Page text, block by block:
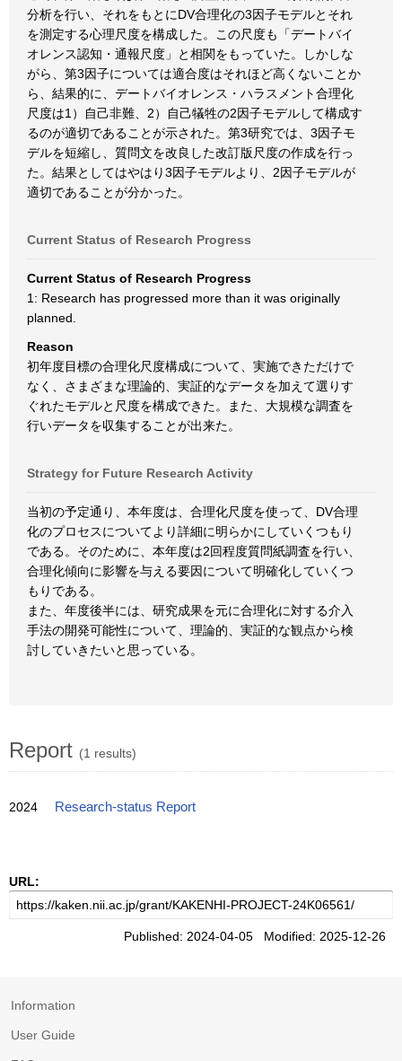
分析を行い、それをもとにDV合理化の3因子モデルとそれ
を測定する心理尺度を構成した。この尺度も「デートバイ
オレンス認知・通報尺度」と相関をもっていた。しかしな
がら、第3因子については適合度はそれほど高くないことか
ら、結果的に、デートバイオレンス・ハラスメント合理化
尺度は1）自己非難、2）自己犠牲の2因子モデルして構成す
るのが適切であることが示された。第3研究では、3因子モ
デルを短縮し、質問文を改良した改訂版尺度の作成を行っ
た。結果としてはやはり3因子モデルより、2因子モデルが
適切であることが分かった。
Current Status of Research Progress
Current Status of Research Progress
1: Research has progressed more than it was originally
planned.
Reason
初年度目標の合理化尺度構成について、実施できただけで
なく、さまざまな理論的、実証的なデータを加えて選りす
ぐれたモデルと尺度を構成できた。また、大規模な調査を
行いデータを収集することが出来た。
Strategy for Future Research Activity
当初の予定通り、本年度は、合理化尺度を使って、DV合理
化のプロセスについてより詳細に明らかにしていくつもり
である。そのために、本年度は2回程度質問紙調査を行い、
合理化傾向に影響を与える要因について明確化していくつ
もりである。
また、年度後半には、研究成果を元に合理化に対する介入
手法の開発可能性について、理論的、実証的な観点から検
討していきたいと思っている。
Report (1 results)
2024 Research-status Report
URL:
Published: 2024-04-05 Modified: 2025-12-26
Information
User Guide